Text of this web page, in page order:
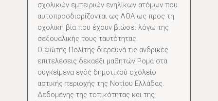
σχολικών εμπειριών ενηλίκων ατόμων που
αυτοπροσδιορίζονται ως ΛΟΑ ως προς τη
σχολική βία που έχουν βιώσει λόγω της
σεξουαλικής τους ταυτότητας.
Ο Φώτης Πολίτης διερευνά τις ανδρικές
επιτελέσεις δεκαέξι μαθητών Ρομά στα
συγκείμενα ενός δημοτικού σχολείο
αστικής περιοχής της Νοτίου Ελλάδας.
Δεδομένης της τοπικότητας και της